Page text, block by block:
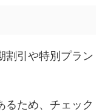
割引や特別プラン
るため、チェック